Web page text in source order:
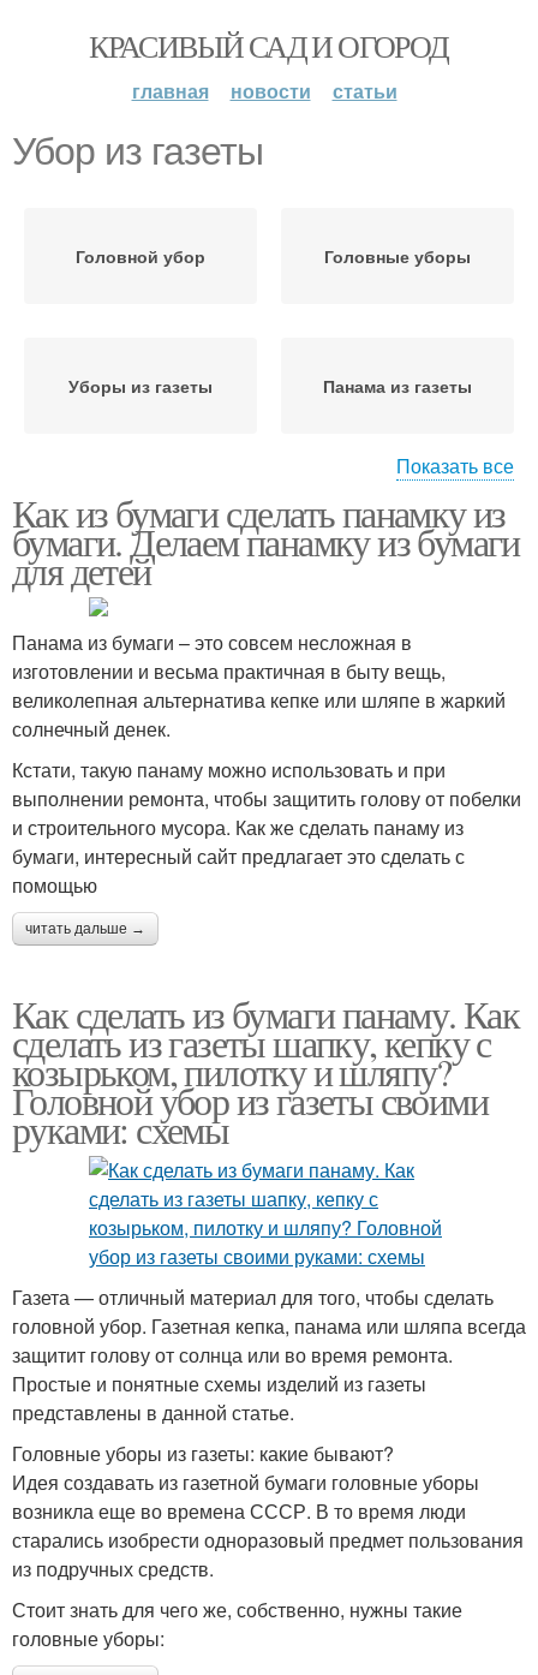
КРАСИВЫЙ САД И ОГОРОД
главная новости статьи
Убор из газеты
Головной убор Головные уборы
Уборы из газеты Панама из газеты
Тюбетейка из газеты
Показать все
Как из бумаги сделать панамку из
бумаги. Делаем панамку из бумаги
для детей
Панама из бумаги – это совсем несложная в
изготовлении и весьма практичная в быту вещь,
великолепная альтернатива кепке или шляпе в жаркий
солнечный денек.
Кстати, такую панаму можно использовать и при
выполнении ремонта, чтобы защитить голову от побелки
и строительного мусора. Как же сделать панаму из
бумаги, интересный сайт предлагает это сделать с
помощью
читать дальше →
Как сделать из бумаги панаму. Как
сделать из газеты шапку, кепку с
козырьком, пилотку и шляпу?
Головной убор из газеты своими
руками: схемы
Газета — отличный материал для того, чтобы сделать
головной убор. Газетная кепка, панама или шляпа всегда
защитит голову от солнца или во время ремонта.
Простые и понятные схемы изделий из газеты
представлены в данной статье.
Головные уборы из газеты: какие бывают?
Идея создавать из газетной бумаги головные уборы
возникла еще во времена СССР. В то время люди
старались изобрести одноразовый предмет пользования
из подручных средств.
Стоит знать для чего же, собственно, нужны такие
головные уборы: